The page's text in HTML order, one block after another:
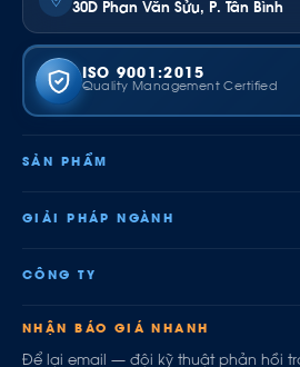
30D Phan Văn Sửu, P. Tân Bình
ISO 9001:2015
Quality Management Certified
SẢN PHẨM
GIẢI PHÁP NGÀNH
CÔNG TY
NHẬN BÁO GIÁ NHANH
Để lại email — đội kỹ thuật phản hồi